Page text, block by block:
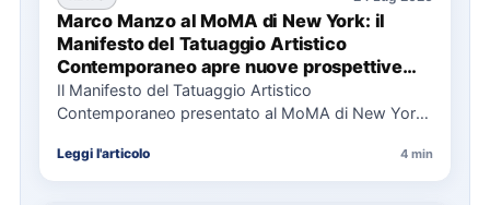
Marco Manzo al MoMA di New York: il
Manifesto del Tatuaggio Artistico
Contemporaneo apre nuove prospettive
per il collezionismo
Il Manifesto del Tatuaggio Artistico
Contemporaneo presentato al MoMA di New York
Leggi l'articolo 4 min